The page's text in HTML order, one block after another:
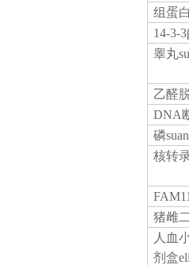
组蛋
14-3-
睾丸
乙醛
DNA
磷
核转
猪雌
人血
剂盒